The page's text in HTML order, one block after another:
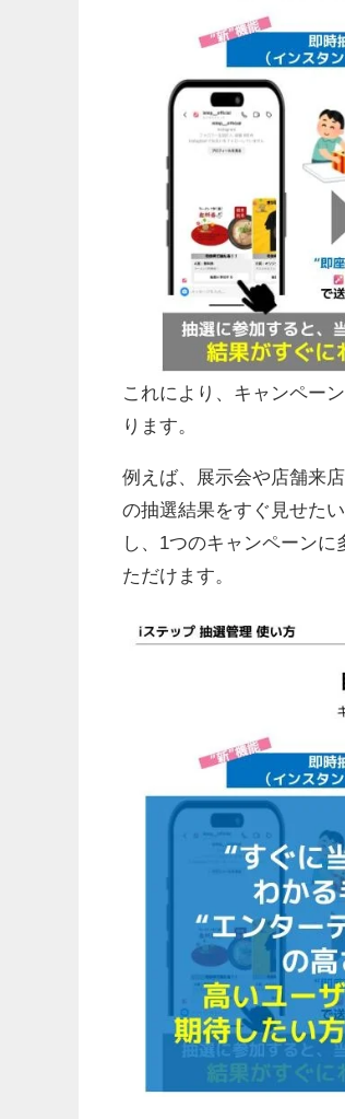
これにより、キャンペー
ります。
例えば、展示会や店舗来
の抽選結果をすぐ見せた
し、1つのキャンペーン
ただけます。